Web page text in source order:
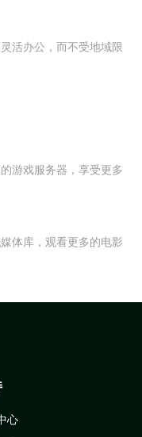
活办公，而不受地域限
游戏服务器，享受更多
体库，观看更多的电影
心